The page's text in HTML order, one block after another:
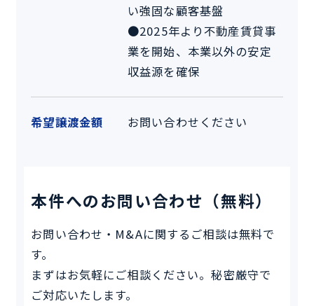
い強固な顧客基盤
●2025年より不動産賃貸事
業を開始、本業以外の安定
収益源を確保
希望譲渡金額 お問い合わせください
本件へのお問い合わせ（無料）
お問い合わせ・M&Aに関するご相談は無料で
す。
まずはお気軽にご相談ください。秘密厳守で
ご対応いたします。